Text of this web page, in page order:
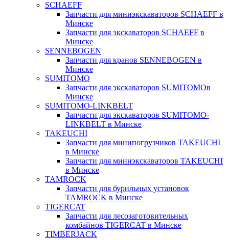
SCHAEFF
Запчасти для миниэкскаваторов SCHAEFF в
Минске
Запчасти для экскаваторов SCHAEFF в
Минске
SENNEBOGEN
Запчасти для кранов SENNEBOGEN в
Минске
SUMITOMO
Запчасти для экскаваторов SUMITOMOв
Минске
SUMITOMO-LINKBELT
Запчасти для экскаваторов SUMITOMO-
LINKBELT в Минске
TAKEUCHI
Запчасти для минипогрузчиков TAKEUCHI
в Минске
Запчасти для миниэкскаваторов TAKEUCHI
в Минске
TAMROCK
Запчасти для бурильных установок
TAMROCK в Минске
TIGERCAT
Запчасти для лесозаготовительных
комбайнов TIGERCAT в Минске
TIMBERJACK